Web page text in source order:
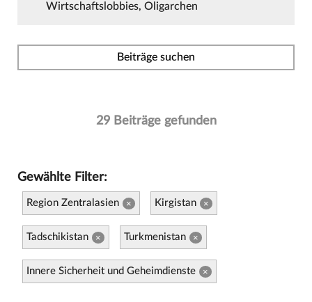
Wirtschaftslobbies, Oligarchen
Beiträge suchen
29 Beiträge gefunden
Gewählte Filter:
Region Zentralasien × Kirgistan ×
Tadschikistan × Turkmenistan ×
Innere Sicherheit und Geheimdienste ×